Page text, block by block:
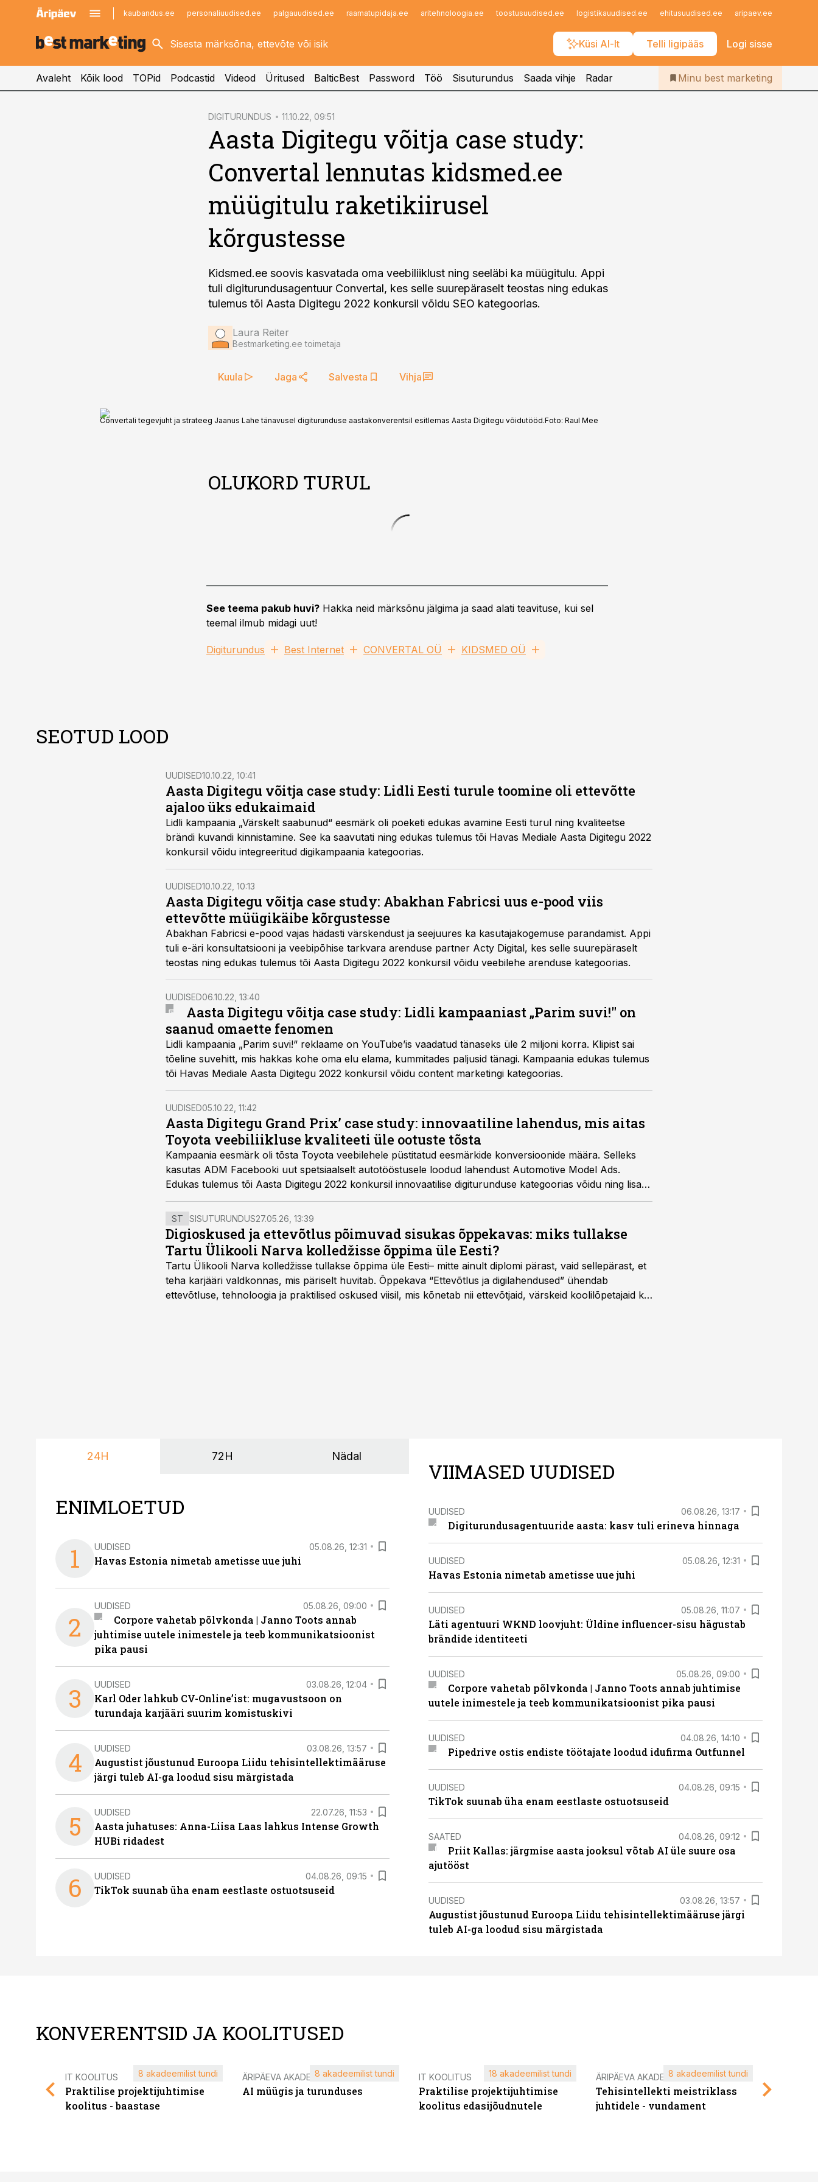
kaubandus.ee personaliuudised.ee palgauudised.ee raamatupidaja.ee aritehnoloogia.ee toostusuudised.ee logistikauudised.ee ehitusuudised.ee aripaev.ee
Küsi AI-lt Telli ligipääs Logi sisse
kinnisvarauudised.ee
logistikauudised.ee
imelineajalugu.ee
Infopank
Iseteenindus
Telli Bestmarketing
Avaleht Kõik lood TOPid Podcastid Videod Üritused BalticBest Password Töö Sisuturundus Saada vihje Radar Minu best marketing
DIGITURUNDUS 11.10.22, 09:51
Aasta Digitegu võitja case study:
Convertal lennutas kidsmed.ee
müügitulu raketikiirusel
kõrgustesse
Kidsmed.ee soovis kasvatada oma veebiliiklust ning seeläbi ka müügitulu. Appi
tuli digiturundusagentuur Convertal, kes selle suurepäraselt teostas ning edukas
tulemus tõi Aasta Digitegu 2022 konkursil võidu SEO kategoorias.
Laura Reiter
Bestmarketing.ee toimetaja
Kuula Jaga Salvesta Vihja
Convertali tegevjuht ja strateeg Jaanus Lahe tänavusel digiturunduse aastakonverentsil esitlemas Aasta Digitegu võidutööd.Foto: Raul Mee
OLUKORD TURUL
See teema pakub huvi? Hakka neid märksõnu jälgima ja saad alati teavituse, kui sel
teemal ilmub midagi uut!
Digiturundus Best Internet CONVERTAL OÜ KIDSMED OÜ
SEOTUD LOOD
UUDISED10.10.22, 10:41
Aasta Digitegu võitja case study: Lidli Eesti turule toomine oli ettevõtte
ajaloo üks edukaimaid
Lidli kampaania „Värskelt saabunud“ eesmärk oli poeketi edukas avamine Eesti turul ning kvaliteetse
brändi kuvandi kinnistamine. See ka saavutati ning edukas tulemus tõi Havas Mediale Aasta Digitegu 2022
konkursil võidu integreeritud digikampaania kategoorias.
UUDISED10.10.22, 10:13
Aasta Digitegu võitja case study: Abakhan Fabricsi uus e-pood viis
ettevõtte müügikäibe kõrgustesse
Abakhan Fabricsi e-pood vajas hädasti värskendust ja seejuures ka kasutajakogemuse parandamist. Appi
tuli e-äri konsultatsiooni ja veebipõhise tarkvara arenduse partner Acty Digital, kes selle suurepäraselt
teostas ning edukas tulemus tõi Aasta Digitegu 2022 konkursil võidu veebilehe arenduse kategoorias.
UUDISED06.10.22, 13:40
Aasta Digitegu võitja case study: Lidli kampaaniast „Parim suvi!" on
saanud omaette fenomen
Lidli kampaania „Parim suvi!“ reklaame on YouTube’is vaadatud tänaseks üle 2 miljoni korra. Klipist sai
tõeline suvehitt, mis hakkas kohe oma elu elama, kummitades paljusid tänagi. Kampaania edukas tulemus
tõi Havas Mediale Aasta Digitegu 2022 konkursil võidu content marketingi kategoorias.
UUDISED05.10.22, 11:42
Aasta Digitegu Grand Prix’ case study: innovaatiline lahendus, mis aitas
Toyota veebiliikluse kvaliteeti üle ootuste tõsta
Kampaania eesmärk oli tõsta Toyota veebilehele püstitatud eesmärkide konversioonide määra. Selleks
kasutas ADM Facebooki uut spetsiaalselt autotööstusele loodud lahendust Automotive Model Ads.
Edukas tulemus tõi Aasta Digitegu 2022 konkursil innovaatilise digiturunduse kategoorias võidu ning lisaks
ka Grand Prix’.
ST SISUTURUNDUS27.05.26, 13:39
Digioskused ja ettevõtlus põimuvad sisukas õppekavas: miks tullakse
Tartu Ülikooli Narva kolledžisse õppima üle Eesti?
Tartu Ülikooli Narva kolledžisse tullakse õppima üle Eesti– mitte ainult diplomi pärast, vaid sellepärast, et
teha karjääri valdkonnas, mis päriselt huvitab. Õppekava “Ettevõtlus ja digilahendused” ühendab
ettevõtluse, tehnoloogia ja praktilised oskused viisil, mis kõnetab nii ettevõtjaid, värskeid koolilõpetajaid kui
24H 72H Nädal
ENIMLOETUD
1 UUDISED 05.08.26, 12:31
Havas Estonia nimetab ametisse uue juhi
2
UUDISED 05.08.26, 09:00
Corpore vahetab põlvkonda | Janno Toots annab
juhtimise uutele inimestele ja teeb kommunikatsioonist
pika pausi
3 UUDISED 03.08.26, 12:04
Karl Oder lahkub CV-Online’ist: mugavustsoon on
turundaja karjääri suurim komistuskivi
4 UUDISED 03.08.26, 13:57
Augustist jõustunud Euroopa Liidu tehisintellektimääruse
järgi tuleb AI-ga loodud sisu märgistada
5 UUDISED 22.07.26, 11:53
Aasta juhatuses: Anna-Liisa Laas lahkus Intense Growth
HUBi ridadest
6 UUDISED 04.08.26, 09:15
TikTok suunab üha enam eestlaste ostuotsuseid
VIIMASED UUDISED
UUDISED 06.08.26, 13:17
Digiturundusagentuuride aasta: kasv tuli erineva hinnaga
UUDISED 05.08.26, 12:31
Havas Estonia nimetab ametisse uue juhi
UUDISED 05.08.26, 11:07
Läti agentuuri WKND loovjuht: Üldine influencer-sisu hägustab
brändide identiteeti
UUDISED 05.08.26, 09:00
Corpore vahetab põlvkonda | Janno Toots annab juhtimise
uutele inimestele ja teeb kommunikatsioonist pika pausi
UUDISED 04.08.26, 14:10
Pipedrive ostis endiste töötajate loodud idufirma Outfunnel
UUDISED 04.08.26, 09:15
TikTok suunab üha enam eestlaste ostuotsuseid
SAATED 04.08.26, 09:12
Priit Kallas: järgmise aasta jooksul võtab AI üle suure osa
ajutööst
UUDISED 03.08.26, 13:57
Augustist jõustunud Euroopa Liidu tehisintellektimääruse järgi
tuleb AI-ga loodud sisu märgistada
KONVERENTSID JA KOOLITUSED
IT KOOLITUS
Praktilise projektijuhtimise
koolitus - baastase
8 akadeemilist tundi ÄRIPÄEVA AKADEEMIA
AI müügis ja turunduses
8 akadeemilist tundi IT KOOLITUS
Praktilise projektijuhtimise
koolitus edasijõudnutele
18 akadeemilist tundi ÄRIPÄEVA AKADEEMIA
Tehisintellekti meistriklass
juhtidele - vundament
8 akadeemilist tundi